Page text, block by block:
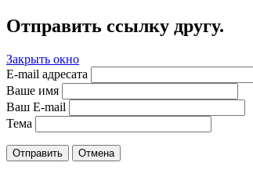
Отправить ссылку другу.
Закрыть окно
E-mail адресата
Ваше имя
Ваш E-mail
Тема
Отправить Отмена